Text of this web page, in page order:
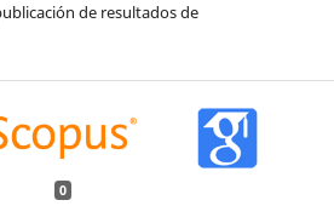
de resultados de
0